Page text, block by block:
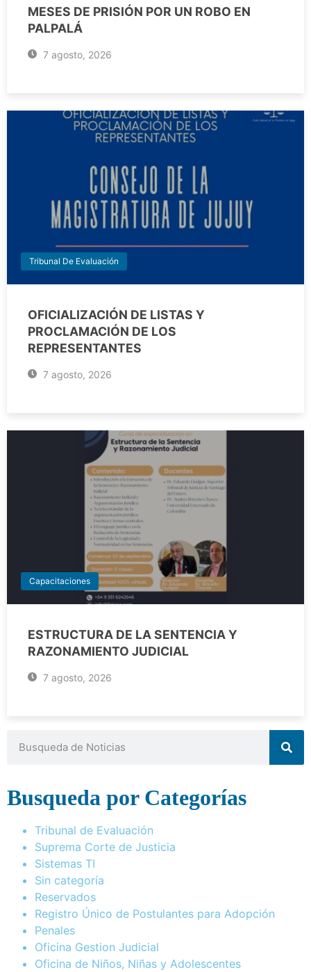
MESES DE PRISIÓN POR UN ROBO EN
PALPALÁ
7 agosto, 2026
Tribunal De Evaluación
OFICIALIZACIÓN DE LISTAS Y
PROCLAMACIÓN DE LOS
REPRESENTANTES
7 agosto, 2026
Capacitaciones
ESTRUCTURA DE LA SENTENCIA Y
RAZONAMIENTO JUDICIAL
7 agosto, 2026
Busqueda por Categorías
Tribunal de Evaluación
Suprema Corte de Justicia
Sistemas TI
Sin categoría
Reservados
Registro Único de Postulantes para Adopción
Penales
Oficina Gestion Judicial
Oficina de Niños, Niñas y Adolescentes